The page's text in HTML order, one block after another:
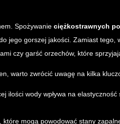
Spożywanie ciężkostrawnych
jego gorszej jakości. Zamiast tego,
czy garść orzechów, które
warto zwrócić uwagę na kilka
ilości wody wpływa na elastyczność
mogą powodować stany